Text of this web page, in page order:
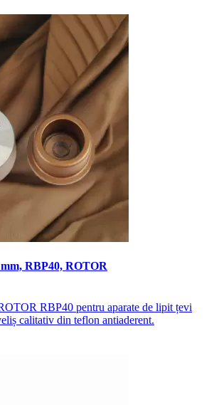
RBP40, ROTOR
RBP40 pentru aparate de lipit țevi
calitativ din teflon antiaderent.